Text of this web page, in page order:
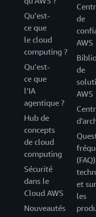
Qu’est-
ce que
le cloud
computing ?
Qu’est-
ce que
l’IA
agentique ?
Hub de
concepts
de cloud
computing
Sécurité
dans le
Cloud AWS
Nouveautés
de
AWS
de
AWS
(FAQ)
et sur
les